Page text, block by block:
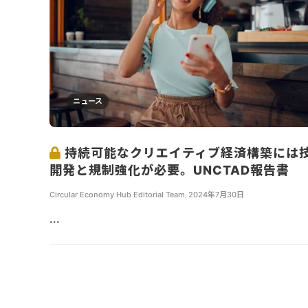
ニュース
持続可能なクリエイティブ経済構築には
開発と規制強化が必要。UNCTAD報告書
Circular Economy Hub Editorial Team, 2024年7月30日
...